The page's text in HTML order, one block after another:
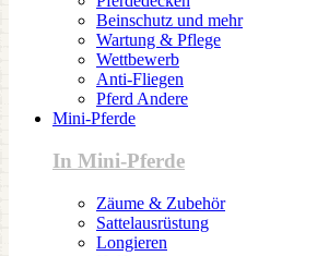
Beinschutz und mehr
Wartung & Pflege
Wettbewerb
Anti-Fliegen
Pferd Andere
Mini-Pferde
In Mini-Pferde
Zäume & Zubehör
Sattelausrüstung
Longieren